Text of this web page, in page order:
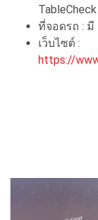
TableCheck
ที่จอดรถ : มี
เว็บไซต์ :
https://